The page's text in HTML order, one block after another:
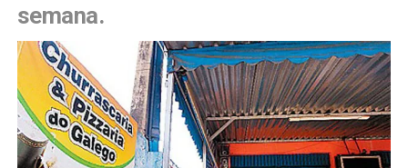
semana.